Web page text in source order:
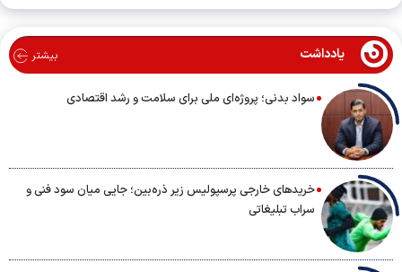
یادداشت بیشتر
سواد بدنی؛ پروژه‌ای ملی برای سلامت و رشد اقتصادی
خریدهای خارجی پرسپولیس زیر ذره‌بین؛ جایی میان سود فنی و
سراب تبلیغاتی